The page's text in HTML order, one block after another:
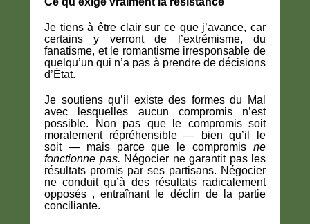
Je tiens à être clair sur ce que j’avance, car
certains y verront de l’extrémisme, du
fanatisme, et le romantisme irresponsable de
quelqu’un qui n’a pas à prendre de décisions
d’État.
Je soutiens qu’il existe des formes du Mal
avec lesquelles aucun compromis n’est
possible. Non pas que le compromis soit
moralement répréhensible — bien qu’il le
soit — mais parce que le compromis ne
fonctionne pas. Négocier ne garantit pas les
résultats promis par ses partisans. Négocier
ne conduit qu’à des résultats radicalement
opposés , entraînant le déclin de la partie
conciliante.